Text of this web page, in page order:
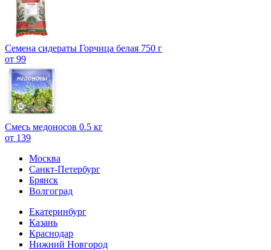
Семена сидераты Горчица белая 750 г
от 99
Смесь медоносов 0.5 кг
от 139
Москва
Санкт-Петербург
Брянск
Волгоград
Екатеринбург
Казань
Краснодар
Нижний Новгород